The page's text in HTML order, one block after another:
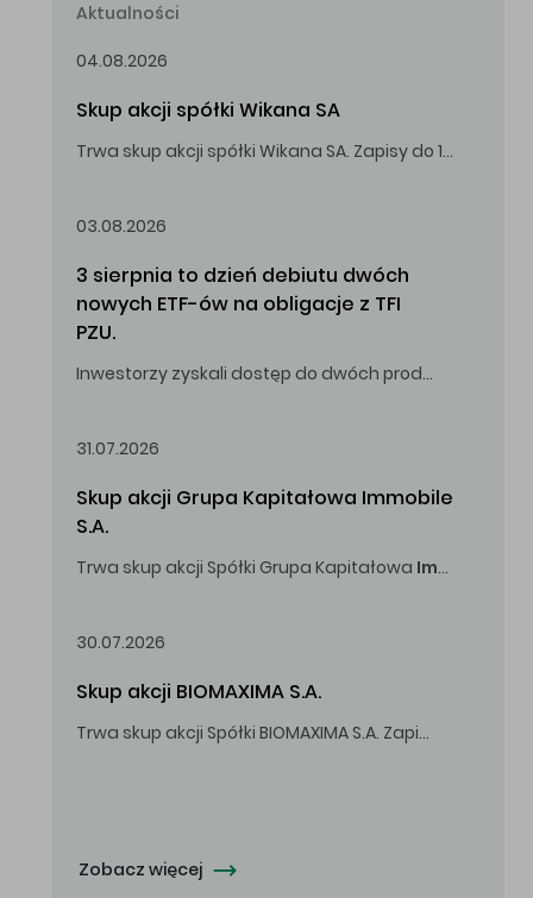
Aktualności
04.08.2026
Skup akcji spółki Wikana SA
Trwa skup akcji spółki Wikana SA. Zapisy do 14.08.2026 r. do godz. 16.00.
03.08.2026
3 sierpnia to dzień debiutu dwóch
nowych ETF-ów na obligacje z TFI
PZU.
Inwestorzy zyskali dostęp do dwóch produktów umożliwiających inwestowanie w obligacje skarbowe.
31.07.2026
Skup akcji Grupa Kapitałowa Immobile
S.A.
Trwa skup akcji Spółki Grupa Kapitałowa Immobile
30.07.2026
Skup akcji BIOMAXIMA S.A.
Trwa skup akcji Spółki BIOMAXIMA S.A. Zapisy do 4 sierpnia 2026 r. do godz. 16.00.
Zobacz więcej